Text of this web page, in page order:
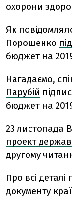
охорони
Як
Порошенко
бюджет на
Нагадаємо,
Парубій
бюджет на
23 листопада
проект
другому
Про всі
документу